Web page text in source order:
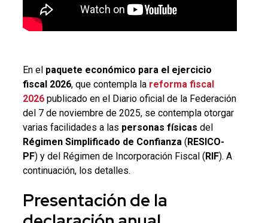
En el paquete económico para el ejercicio
fiscal 2026, que contempla la reforma fiscal
2026publicado en el Diario oficial de la Federación
del 7 de noviembre de 2025, se contempla otorgar
varias facilidades a las personas físicas del
Régimen Simplificado de Confianza (RESICO-
PF) y del Régimen de Incorporación Fiscal (RIF). A
continuación, los detalles.
Presentación de la